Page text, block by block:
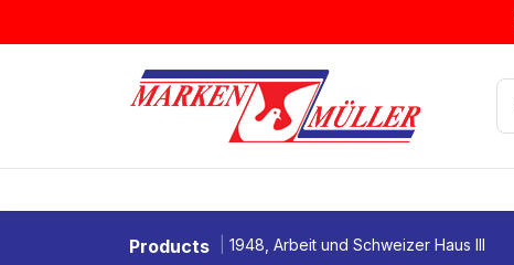
Products 1948, Arbeit und Schweizer Haus III